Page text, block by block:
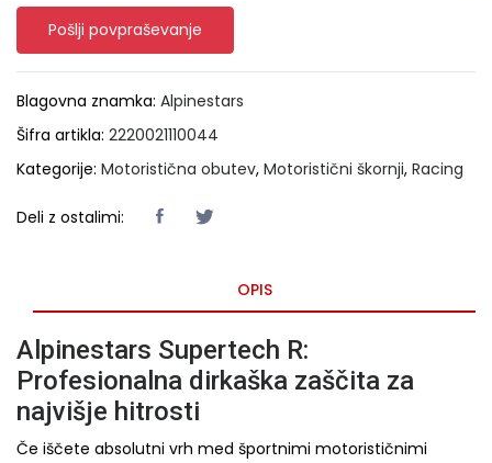
Pošlji povpraševanje
Blagovna znamka: Alpinestars
Šifra artikla: 2220021110044
Kategorije: Motoristična obutev, Motoristični škornji, Racing
Deli z ostalimi:
OPIS
Alpinestars Supertech R:
Profesionalna dirkaška zaščita za
najvišje hitrosti
Če iščete absolutni vrh med športnimi motorističnimi